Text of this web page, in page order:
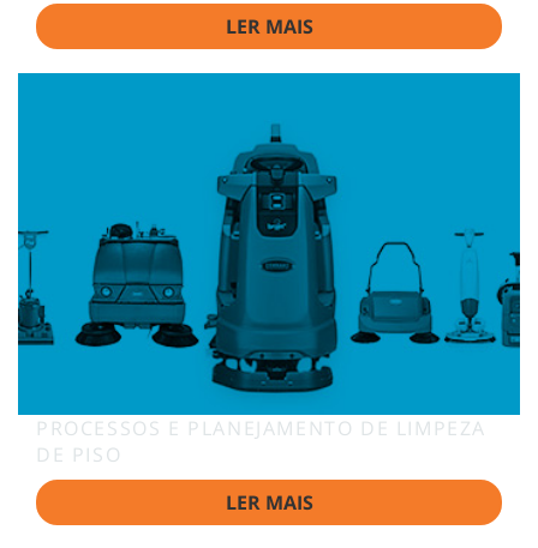
LER MAIS
PROCESSOS E PLANEJAMENTO DE LIMPEZA
DE PISO
LER MAIS